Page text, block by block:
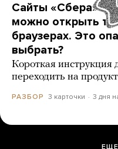
Сайты «Сбера» и
можно открыть
браузерах. Это
выбрать?
Короткая инструкция
переходить на
РАЗБОР 3 карточки 3 дня